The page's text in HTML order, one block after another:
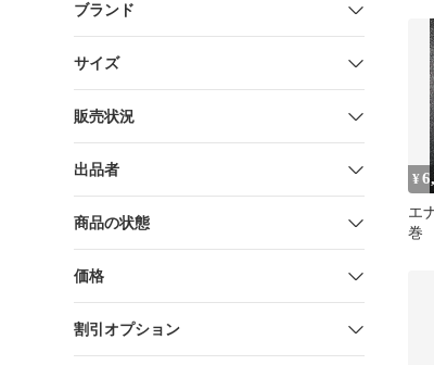
ブランド
サイズ
販売状況
出品者
商品の状態
価格
割引オプション
¥
エ
巻